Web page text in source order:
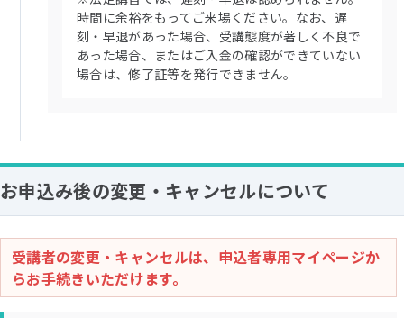
時間に余裕をもってご来場ください。なお、遅
刻・早退があった場合、受講態度が著しく不良で
あった場合、またはご入金の確認ができていない
場合は、修了証等を発行できません。
お申込み後の変更・キャンセルについて
受講者の変更・キャンセルは、申込者専用マイページか
らお手続きいただけます。